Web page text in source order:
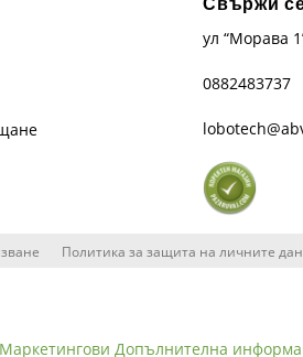
Свържи
ул “Морава
0882483737
Политика за защита на личните
Маркетингови Допълнителна